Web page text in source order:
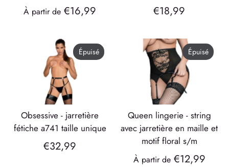
À partir de €16,99 €18,99
obsessive - jarretière
fétiche a741 taille unique
€32,99
Épuisé
queen lingerie - string
avec jarretière en maille et
motif floral s/m
À partir de €12,99
Épuisé